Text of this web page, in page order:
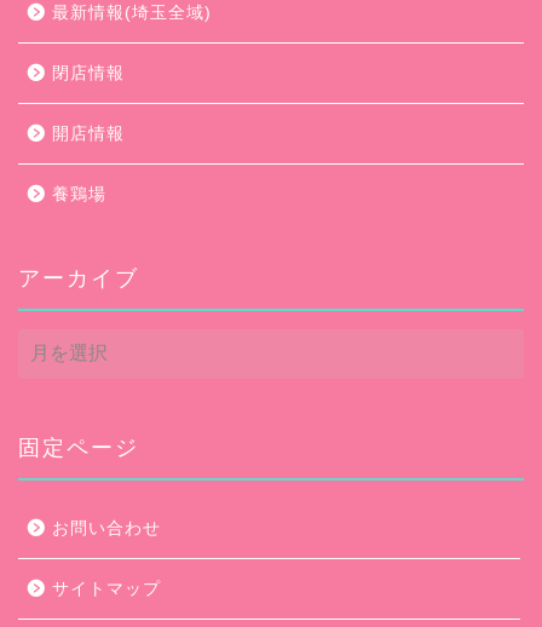
最新情報(埼玉全域)
閉店情報
開店情報
養鶏場
アーカイブ
ア
ー
ブ
固定ページ
お問い合わせ
サイトマップ